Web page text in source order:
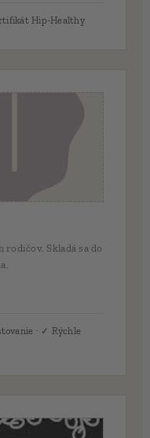
Hip-Healthy
Skladá sa do
· ✓ Rýchle